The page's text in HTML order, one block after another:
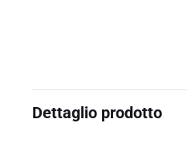
Dettaglio prodotto